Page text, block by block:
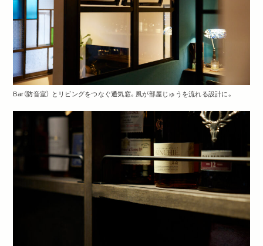
Bar（防音室） とリビングをつなぐ通気窓。風が部屋じゅうを流れる設計に。